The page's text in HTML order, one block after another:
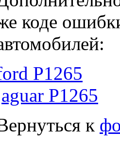
коде
P1265
P1265
к